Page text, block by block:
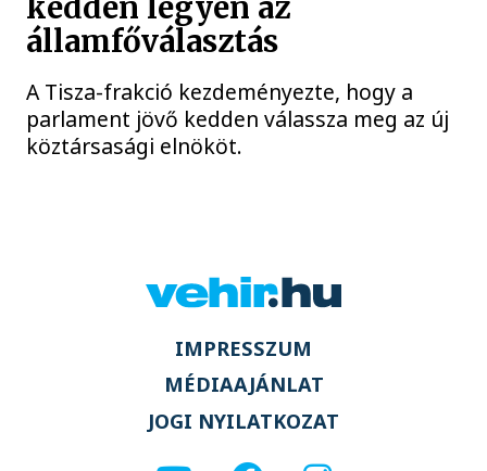
kedden legyen az
államfőválasztás
A Tisza-frakció kezdeményezte, hogy a
parlament jövő kedden válassza meg az új
köztársasági elnököt.
IMPRESSZUM
MÉDIAAJÁNLAT
JOGI NYILATKOZAT